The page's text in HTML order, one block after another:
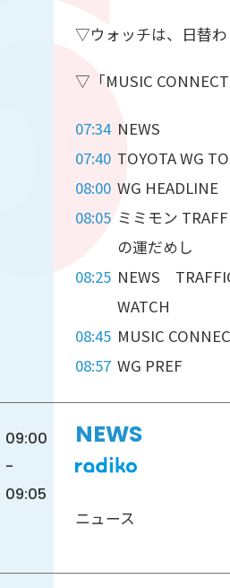
▽ウォッチは、日替わ
▽「MUSIC CONNECT
07:34 NEWS
07:40 TOYOTA WG
08:00 WG HEADLINE
08:05 ミミモン
の運だめし
08:25 NEWS
WATCH
08:45 MUSIC
08:57 WG PREF
09:00
-
09:05
NEWS
ニュース